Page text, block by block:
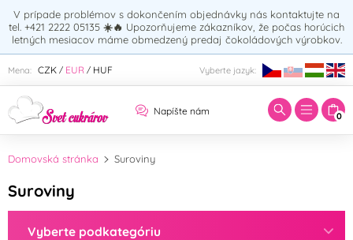
V prípade problémov s dokončením objednávky nás kontaktujte na
tel. +421 2222 05135 ☀️🔥 Upozorňujeme zákazníkov, že počas horúcich
letných mesiacov máme obmedzený predaj čokoládových výrobkov.
Mena: CZK / EUR / HUF Vyberte jazyk:
Napíšte nám 0
Zadajte hľadaný výraz:
Domovská stránka Suroviny
Suroviny
Vyberte podkategóriu